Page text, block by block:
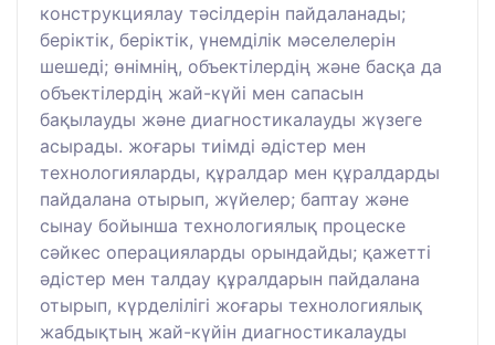
конструкциялау тәсілдерін пайдаланады;
беріктік, беріктік, үнемділік мәселелерін
шешеді; өнімнің, объектілердің және басқа да
объектілердің жай-күйі мен сапасын
бақылауды және диагностикалауды жүзеге
асырады. жоғары тиімді әдістер мен
технологияларды, құралдар мен құралдарды
пайдалана отырып, жүйелер; баптау және
сынау бойынша технологиялық процеске
сәйкес операцияларды орындайды; қажетті
әдістер мен талдау құралдарын пайдалана
отырып, күрделілігі жоғары технологиялық
жабдықтың жай-күйін диагностикалауды